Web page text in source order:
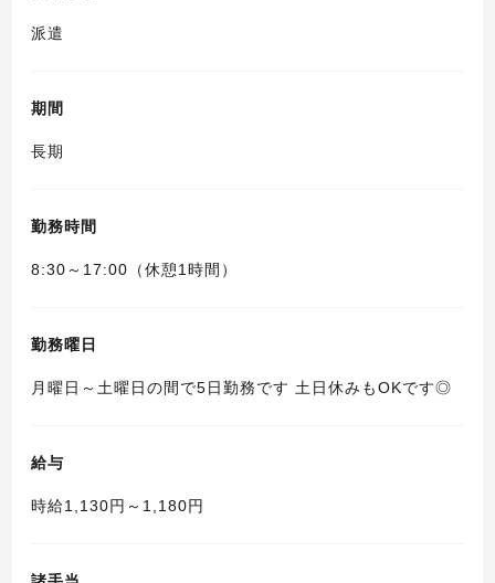
派遣
期間
長期
勤務時間
8:30～17:00（休憩1時間）
勤務曜日
月曜日～土曜日の間で5日勤務です 土日休みもOKです◎
給与
時給1,130円～1,180円